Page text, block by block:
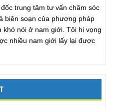
trung tâm tư vấn chăm sóc
biên soạn của phương pháp
nói ở nam giới. Tôi hi vọng
nhiều nam giới lấy lại được